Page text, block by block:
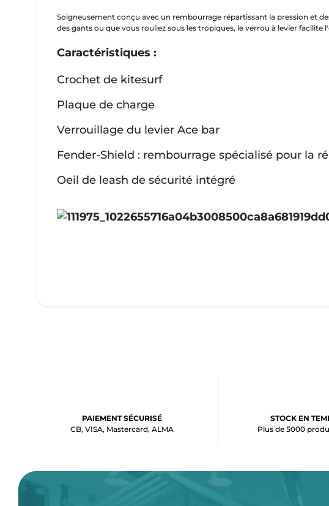
Soigneusement conçu avec un rembourrage répartissant la pression et
des gants ou que vous rouliez sous les tropiques, le verrou à levier
Caractéristiques :
Crochet de kitesurf
Plaque de charge
Verrouillage du levier Ace bar
Fender-Shield : rembourrage spécialisé pour la
Oeil de leash de sécurité intégré
PAIEMENT SÉCURISÉ
CB, VISA, Mastercard, ALMA
STOCK EN
Plus de 5000